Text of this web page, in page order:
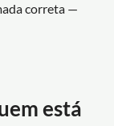
correta —
está